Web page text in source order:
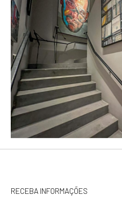
RECEBA INFORMAÇÕES